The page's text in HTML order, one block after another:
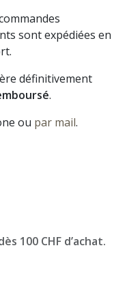
sont expédiées en
définitivement
.
ou par mail.
100 CHF d’achat.